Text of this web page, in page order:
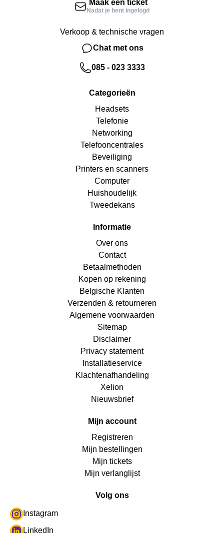
Maak een ticket
Nadat je bent ingelogd
Verkoop & technische vragen
Chat met ons
085 - 023 3333
Categorieën
Headsets
Telefonie
Networking
Telefooncentrales
Beveiliging
Printers en scanners
Computer
Huishoudelijk
Tweedekans
Informatie
Over ons
Contact
Betaalmethoden
Kopen op rekening
Belgische Klanten
Verzenden & retourneren
Algemene voorwaarden
Sitemap
Disclaimer
Privacy statement
Installatieservice
Klachtenafhandeling
Xelion
Nieuwsbrief
Mijn account
Registreren
Mijn bestellingen
Mijn tickets
Mijn verlanglijst
Volg ons
Instagram
LinkedIn